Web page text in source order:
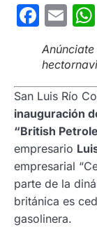
San Luis Río
inauguración
“British
empresario
empresarial
parte de la
británica es
gasolinera.